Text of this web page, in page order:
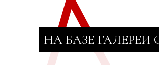
НА БАЗЕ